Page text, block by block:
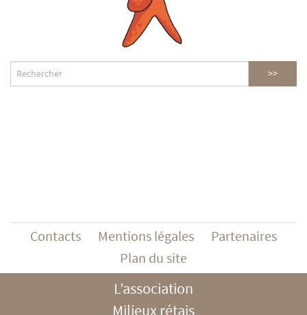
Contacts Mentions légales
Partenaires
Plan du site
L’association
Milieux rétais